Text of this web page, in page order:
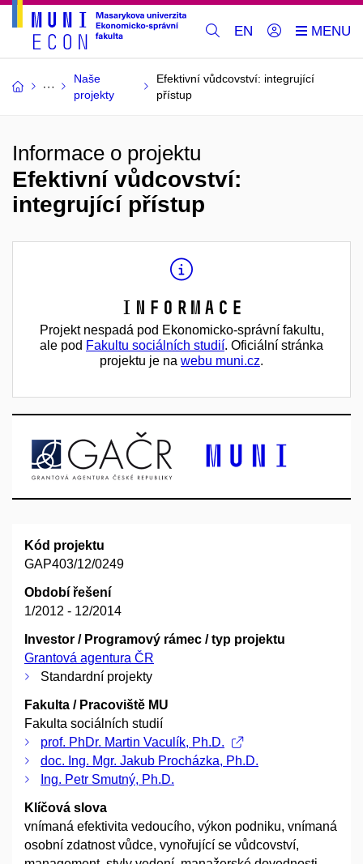
EN
Naše
projekty
Efektivní vůdcovství: integrující
přístup
Informace o projektu
Efektivní vůdcovství:
integrující přístup
Informace
Projekt nespadá pod Ekonomicko-správní fakultu,
ale pod Fakultu sociálních studií. Oficiální stránka
projektu je na webu muni.cz.
Kód projektu
GAP403/12/0249
Období řešení
1/2012 - 12/2014
Investor / Programový rámec / typ projektu
Grantová agentura ČR
Standardní projekty
Fakulta / Pracoviště MU
Fakulta sociálních studií
prof. PhDr. Martin Vaculík, Ph.D.
doc. Ing. Mgr. Jakub Procházka, Ph.D.
Ing. Petr Smutný, Ph.D.
Klíčová slova
vnímaná efektivita vedoucího, výkon podniku, vnímaná
osobní zdatnost vůdce, vynořující se vůdcovství,